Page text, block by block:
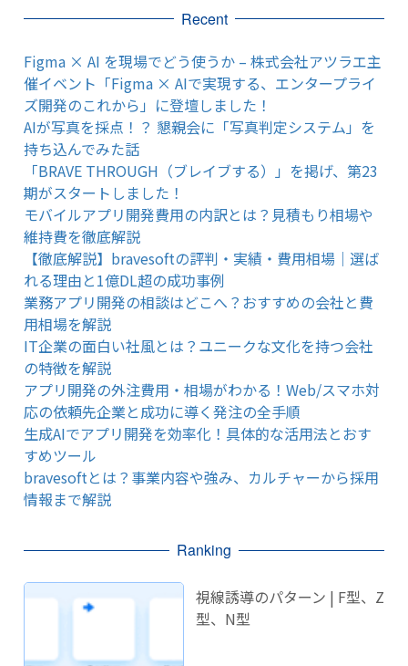
Recent
Figma × AI を現場でどう使うか – 株式会社アツラエ主
催イベント「Figma × AIで実現する、エンタープライ
ズ開発のこれから」に登壇しました！
AIが写真を採点！？ 懇親会に「写真判定システム」を
持ち込んでみた話
「BRAVE THROUGH（ブレイブする）」を掲げ、第23
期がスタートしました！
モバイルアプリ開発費用の内訳とは？見積もり相場や
維持費を徹底解説
【徹底解説】bravesoftの評判・実績・費用相場｜選ば
れる理由と1億DL超の成功事例
業務アプリ開発の相談はどこへ？おすすめの会社と費
用相場を解説
IT企業の面白い社風とは？ユニークな文化を持つ会社
の特徴を解説
アプリ開発の外注費用・相場がわかる！Web/スマホ対
応の依頼先企業と成功に導く発注の全手順
生成AIでアプリ開発を効率化！具体的な活用法とおす
すめツール
bravesoftとは？事業内容や強み、カルチャーから採用
情報まで解説
Ranking
視線誘導のパターン | F型、Z
型、N型